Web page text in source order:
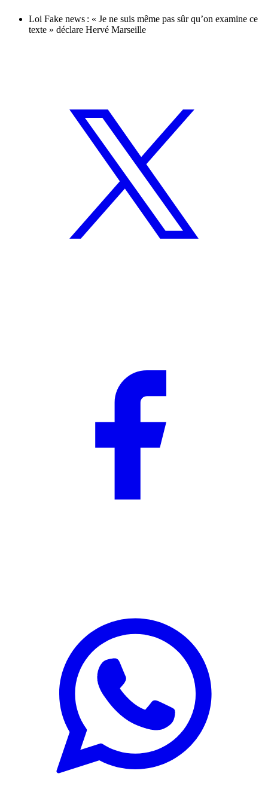
Loi Fake news : « Je ne suis même pas sûr qu’on examine ce
texte » déclare Hervé Marseille